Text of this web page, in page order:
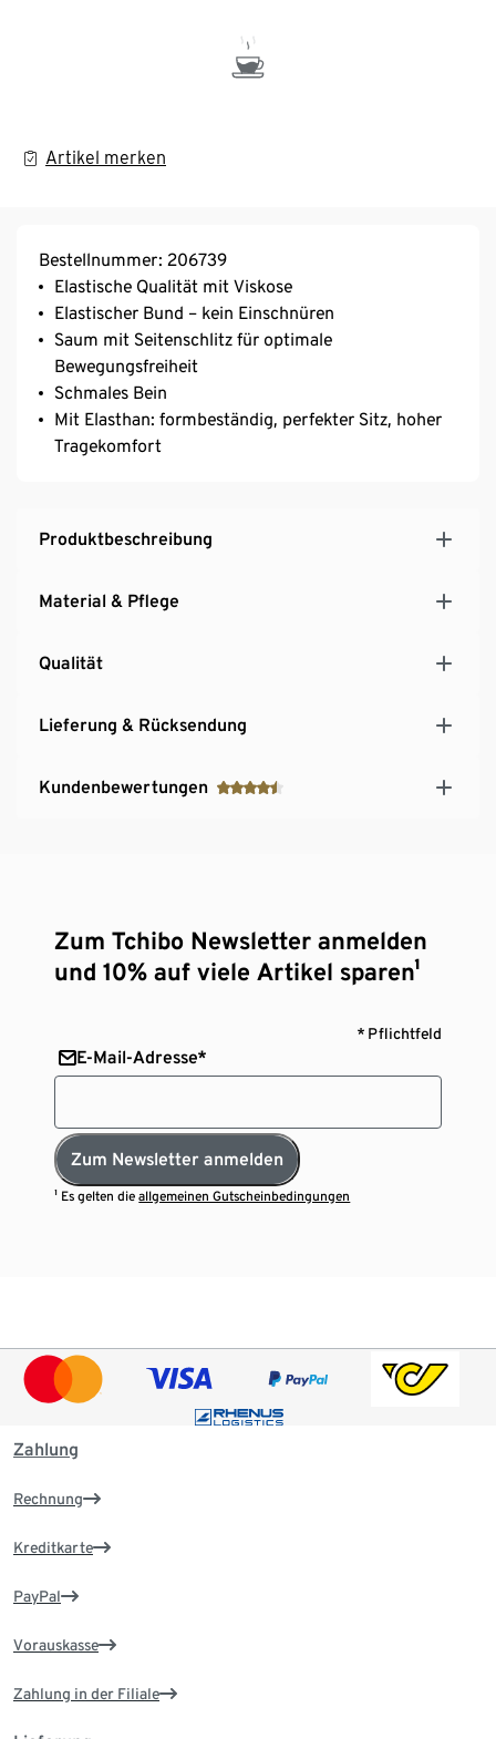
Artikel merken
Bestellnummer: 206739
Elastische Qualität mit Viskose
Elastischer Bund – kein Einschnüren
Saum mit Seitenschlitz für optimale
Bewegungsfreiheit
Schmales Bein
Mit Elasthan: formbeständig, perfekter Sitz, hoher
Tragekomfort
Produktbeschreibung
Material & Pflege
Qualität
Lieferung & Rücksendung
Kundenbewertungen
Zum Tchibo Newsletter anmelden
und 10% auf viele Artikel sparen¹
* Pflichtfeld
E-Mail-Adresse*
Zum Newsletter anmelden
¹ Es gelten dieallgemeinen Gutscheinbedingungen
Zahlung
Rechnung
Kreditkarte
PayPal
Vorauskasse
Zahlung in der Filiale